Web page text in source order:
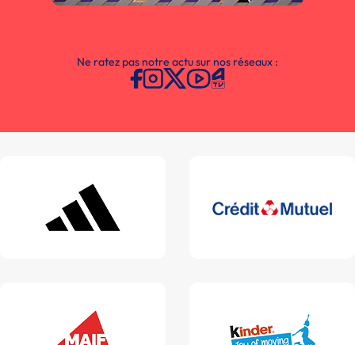
Ne ratez pas notre actu sur nos réseaux :